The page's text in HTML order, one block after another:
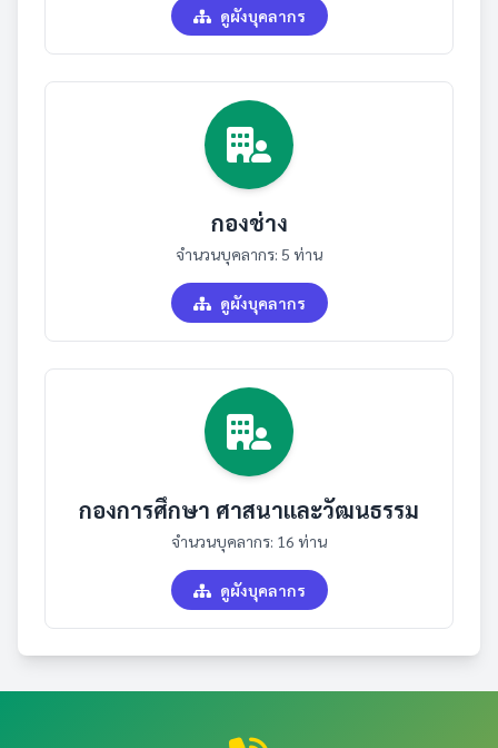
ดูผังบุคลากร
กองช่าง
จำนวนบุคลากร: 5 ท่าน
ดูผังบุคลากร
กองการศึกษา ศาสนาและวัฒนธรรม
จำนวนบุคลากร: 16 ท่าน
ดูผังบุคลากร